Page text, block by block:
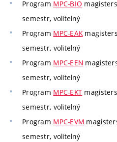
Program MPC-BIO
semestr, volitelný
Program MPC-EAK
semestr, volitelný
Program MPC-EEN
semestr, volitelný
Program MPC-EKT
semestr, volitelný
Program MPC-EVM
semestr, volitelný